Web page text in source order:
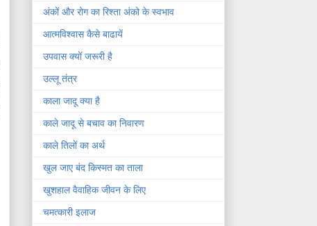
अंकों और रोग का रिश्ता अंको के स्वभाव
आत्मविश्वास कैसे बाढायें
उपवास क्यों जरूरी है
उल्लू तंत्र
काला जादू क्या है
काले जादू से बचाव का निवारण
काले तिलों का अर्थ
खुल जाए बंद किस्मत का ताला
खुशहाल वैवाहिक जीवन के लिए
चमत्कारी इलाज